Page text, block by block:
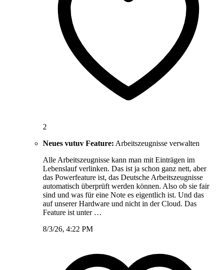
2
Neues vutuv Feature: Arbeitszeugnisse verwalten
Alle Arbeitszeugnisse kann man mit Einträgen im
Lebenslauf verlinken. Das ist ja schon ganz nett, aber
das Powerfeature ist, das Deutsche Arbeitszeugnisse
automatisch überprüft werden können. Also ob sie fair
sind und was für eine Note es eigentlich ist. Und das
auf unserer Hardware und nicht in der Cloud. Das
Feature ist unter …
8/3/26, 4:22 PM